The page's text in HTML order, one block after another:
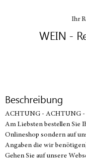
Ihr
WEIN -
Beschreibung
ACHTUNG - ACHTUNG
Am Liebsten bestellen Sie
Onlineshop sondern auf
Angaben die wir
Gehen Sie auf unsere